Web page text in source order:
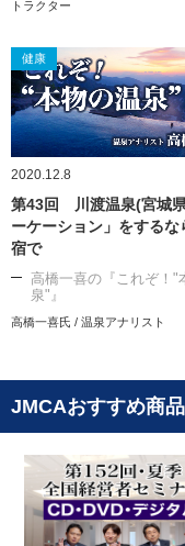
トラクター
健康
2020.12.8
第43回 川渡温泉(宮城
ーケーション」をするな
宿で
高橋一喜の『これぞ！"
泉"』
高橋一喜氏 / 温泉アナリスト
JMCAおすすめ商